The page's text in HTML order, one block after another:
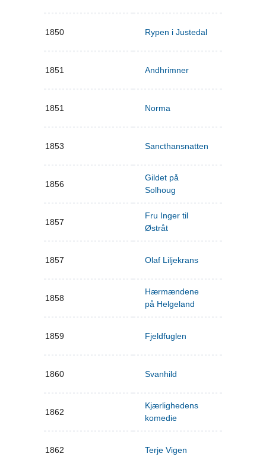
1850 Rypen i Justedal
1851 Andhrimner
1851 Norma
1853 Sancthansnatten
1856
Gildet på
Solhoug
1857
Fru Inger til
Østråt
1857 Olaf Liljekrans
1858
Hærmændene
på Helgeland
1859 Fjeldfuglen
1860 Svanhild
1862
Kjærlighedens
komedie
1862 Terje Vigen